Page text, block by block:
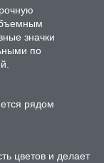
значки
по
рядом
цветов и делает